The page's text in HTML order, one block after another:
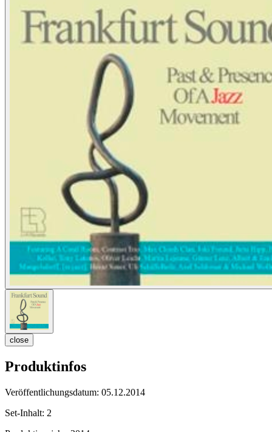
close
Produktinfos
Veröffentlichungsdatum: 05.12.2014
Set-Inhalt: 2